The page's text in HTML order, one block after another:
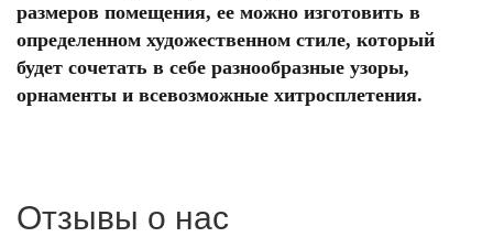
размеров помещения, ее можно изготовить в
определенном художественном стиле, который
будет сочетать в себе разнообразные узоры,
орнаменты и всевозможные хитросплетения.
Отзывы о нас